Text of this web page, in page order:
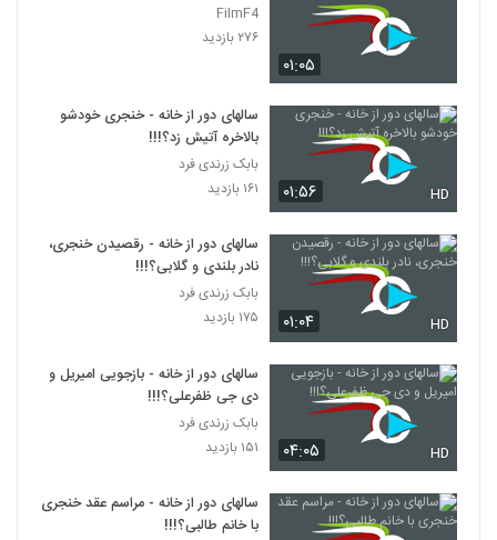
۰۱:۰۵
FilmF4
۲۷۶ بازدید
۰۱:۵۶ HD
سالهای دور از خانه - خنجری خودشو
بالاخره آتیش زد؟!!!
بابک زرندی فرد
۱۶۱ بازدید
۰۱:۰۴ HD
سالهای دور از خانه - رقصیدن خنجری،
نادر بلندی و گلابی؟!!!
بابک زرندی فرد
۱۷۵ بازدید
۰۴:۰۵ HD
سالهای دور از خانه - بازجویی امیریل و
دی جی ظفرعلی؟!!!
بابک زرندی فرد
۱۵۱ بازدید
سالهای دور از خانه - مراسم عقد خنجری
با خانم طالبی؟!!!